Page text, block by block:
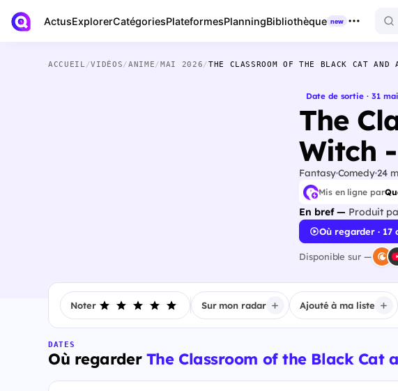
ActusExplorerCatégoriesPlateformesPlanningBibliothèque new
ACCUEIL /VIDÉOS/ANIME/MAI 2026/THE CLASSROOM OF THE BLACK CAT
Date de sortie · 31
The
Witch
FantasyComedy 24
Mis en ligne par
En bref — Produit
Où regarder · 17
Disponible sur —
Noter Sur mon radar Ajouté à ma liste
DATES
Où regarder The Classroom of the Black Cat